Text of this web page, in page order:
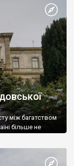
між багатством
більше не